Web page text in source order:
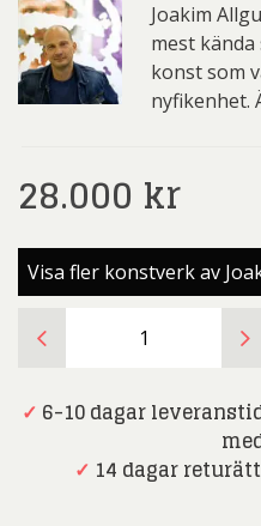
Joakim
mest
konst som
nyfikenhet.
28.000 kr
Visa fler konstverk av
Allgulander
Blue
mängd
✓ 6-10 dagar
✓ 14 dagar returätt